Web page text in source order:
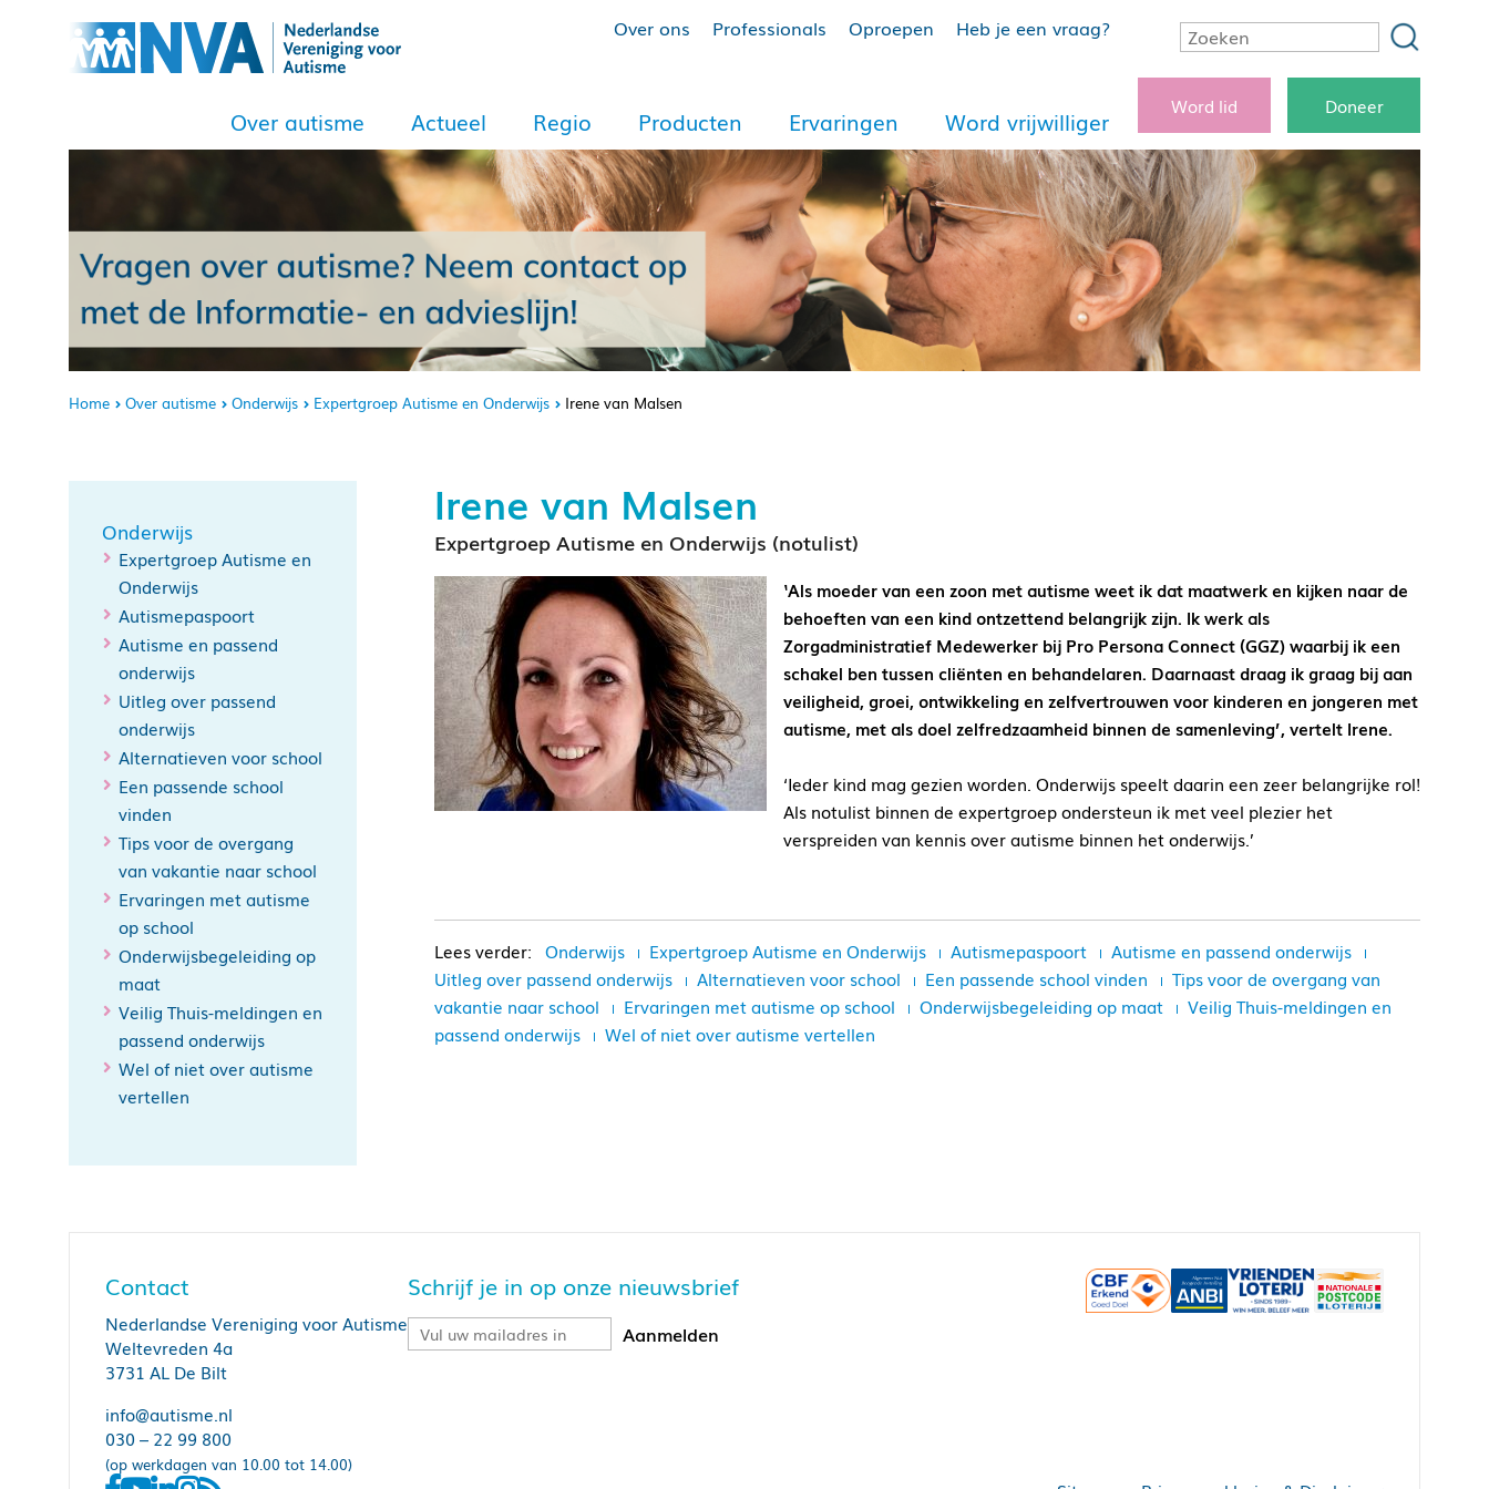
Over ons Professionals Oproepen Heb je een vraag?
Over autisme Actueel Regio Producten Ervaringen Word vrijwilliger
Word lid Doneer
Home Over autisme Onderwijs Expertgroep Autisme en Onderwijs Irene van Malsen
Onderwijs
Expertgroep Autisme en
Onderwijs
Autismepaspoort
Autisme en passend
onderwijs
Uitleg over passend
onderwijs
Alternatieven voor school
Een passende school
vinden
Tips voor de overgang
van vakantie naar school
Ervaringen met autisme
op school
Onderwijsbegeleiding op
maat
Veilig Thuis-meldingen en
passend onderwijs
Wel of niet over autisme
vertellen
Irene van Malsen
Expertgroep Autisme en Onderwijs (notulist)
‘Als moeder van een zoon met autisme weet ik dat maatwerk en kijken naar de
behoeften van een kind ontzettend belangrijk zijn. Ik werk als
Zorgadministratief Medewerker bij Pro Persona Connect (GGZ) waarbij ik een
schakel ben tussen cliënten en behandelaren. Daarnaast draag ik graag bij aan
veiligheid, groei, ontwikkeling en zelfvertrouwen voor kinderen en jongeren met
autisme, met als doel zelfredzaamheid binnen de samenleving’, vertelt Irene.
‘Ieder kind mag gezien worden. Onderwijs speelt daarin een zeer belangrijke rol!
Als notulist binnen de expertgroep ondersteun ik met veel plezier het
verspreiden van kennis over autisme binnen het onderwijs.’
Onderwijs Expertgroep Autisme en Onderwijs Autismepaspoort
Autisme en passend onderwijs
Uitleg over passend onderwijs
Alternatieven voor school Een passende school vinden
Tips voor de overgang van
vakantie naar school
Ervaringen met autisme op school Onderwijsbegeleiding op maat
Veilig Thuis-meldingen en
passend onderwijs
Wel of niet over autisme vertellen
Contact
Nederlandse Vereniging voor Autisme
Weltevreden 4a
3731 AL De Bilt
info@autisme.nl
030 – 22 99 800
(op werkdagen van 10.00 tot 14.00)
Schrijf je in op onze nieuwsbrief